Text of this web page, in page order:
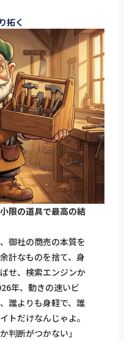
拓く
限の道具で最高の結
御社の商売の本質を
計なものを捨て、身
せ、検索エンジンか
年、動きの速いビ
誰よりも身軽で、誰
トだけなんじゃよ。
判断がつかない」